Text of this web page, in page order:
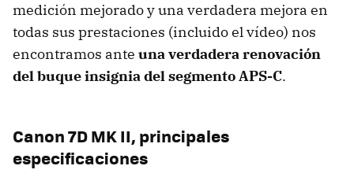
medición mejorado y una verdadera mejora en
todas sus prestaciones (incluido el vídeo) nos
encontramos ante una verdadera renovación
del buque insignia del segmento APS-C.
Canon 7D MK II, principales
especificaciones